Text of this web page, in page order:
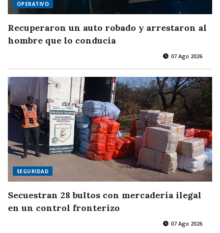
OPERATIVO
Recuperaron un auto robado y arrestaron al
hombre que lo conducía
07 Ago 2026
SEGURIDAD
Secuestran 28 bultos con mercadería ilegal
en un control fronterizo
07 Ago 2026